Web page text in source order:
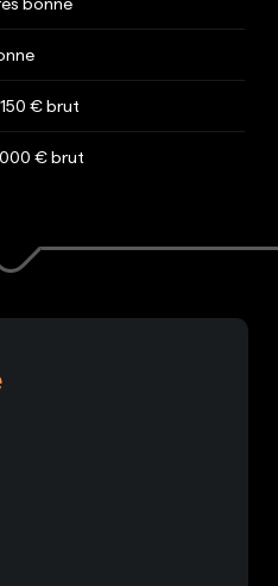
€ brut
€ brut